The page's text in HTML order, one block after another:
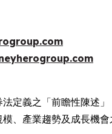
定義之「前瞻性陳述
、產業趨勢及成長機